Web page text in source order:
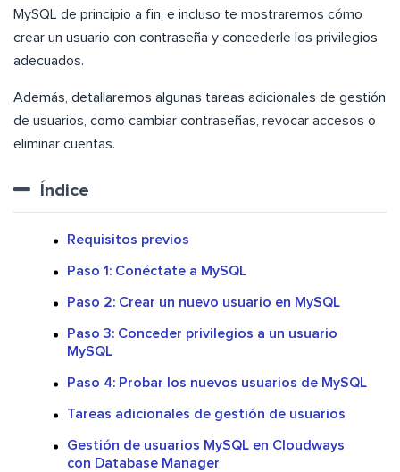
MySQL de principio a fin, e incluso te mostraremos cómo
crear un usuario con contraseña y concederle los privilegios
adecuados.
Además, detallaremos algunas tareas adicionales de gestión
de usuarios, como cambiar contraseñas, revocar accesos o
eliminar cuentas.
Índice
Requisitos previos
Paso 1: Conéctate a MySQL
Paso 2: Crear un nuevo usuario en MySQL
Paso 3: Conceder privilegios a un usuario
MySQL
Paso 4: Probar los nuevos usuarios de MySQL
Tareas adicionales de gestión de usuarios
Gestión de usuarios MySQL en Cloudways
con Database Manager